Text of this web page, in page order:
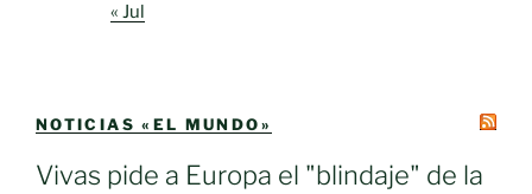
« Jul
NOTICIAS «EL MUNDO»
Vivas pide a Europa el "blindaje" de la